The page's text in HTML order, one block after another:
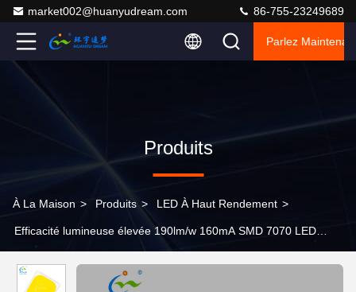
market002@huanyudream.com 86-755-23249689
Parlez
Produits
À La Maison > Produits > LED À Haut Rendement >
Efficacité lumineuse élevée 190lm/w 160mA SMD 7070 LED